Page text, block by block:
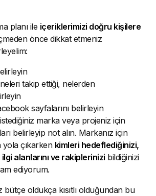
planı ile içeriklerimizi doğru kişilere
önce dikkat etmeniz
takip ettiği, nelerden
sayfalarını belirleyin
marka veya projeniz için
belirleyip not alın. Markanız için
yola çıkarken kimleri hedeflediğinizi,
alanlarını ve rakiplerinizi bildiğinizi
ediyorum.
bütçe oldukça kısıtlı olduğundan bu